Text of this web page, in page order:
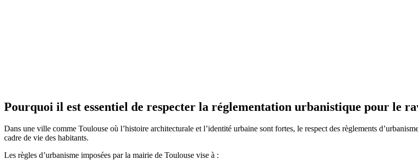
Pourquoi il est essentiel de respecter la réglementation urbanistique pour le
Dans une ville comme Toulouse où l’histoire architecturale et l’identité urbaine sont fortes, le respect des règlements
cadre de vie des habitants.
Les règles d’urbanisme imposées par la mairie de Toulouse vise à :